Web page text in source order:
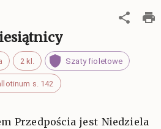
2 kl. Szaty fioletowe
s. 142
Przedpościa jest Niedziela